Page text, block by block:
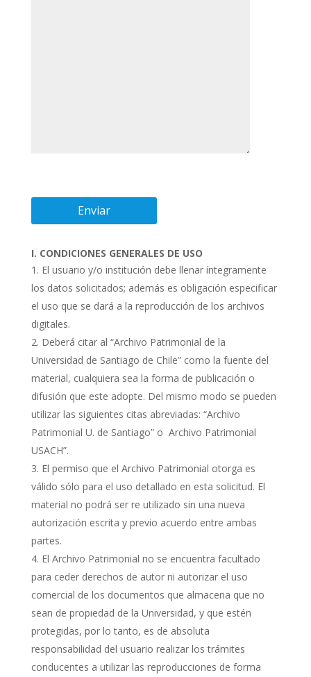
I. CONDICIONES GENERALES DE USO
El usuario y/o institución debe llenar íntegramente
los datos solicitados; además es obligación especificar
el uso que se dará a la reproducción de los archivos
digitales.
Deberá citar al “Archivo Patrimonial de la
Universidad de Santiago de Chile” como la fuente del
material, cualquiera sea la forma de publicación o
difusión que este adopte. Del mismo modo se pueden
utilizar las siguientes citas abreviadas: “Archivo
Patrimonial U. de Santiago” o Archivo Patrimonial
USACH”.
El permiso que el Archivo Patrimonial otorga es
válido sólo para el uso detallado en esta solicitud. El
material no podrá ser re utilizado sin una nueva
autorización escrita y previo acuerdo entre ambas
partes.
El Archivo Patrimonial no se encuentra facultado
para ceder derechos de autor ni autorizar el uso
comercial de los documentos que almacena que no
sean de propiedad de la Universidad, y que estén
protegidas, por lo tanto, es de absoluta
responsabilidad del usuario realizar los trámites
conducentes a utilizar las reproducciones de forma